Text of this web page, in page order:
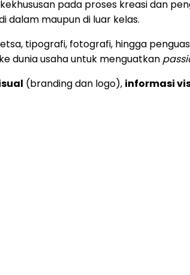
pada proses kreasi dan
dalam maupun di luar kelas.
tipografi, fotografi, hingga
dunia usaha untuk menguatkan
(branding dan logo), informasi